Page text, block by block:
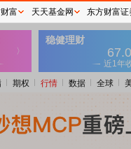
期权 行情 数据 全球
富 天天基金网 东方财富证